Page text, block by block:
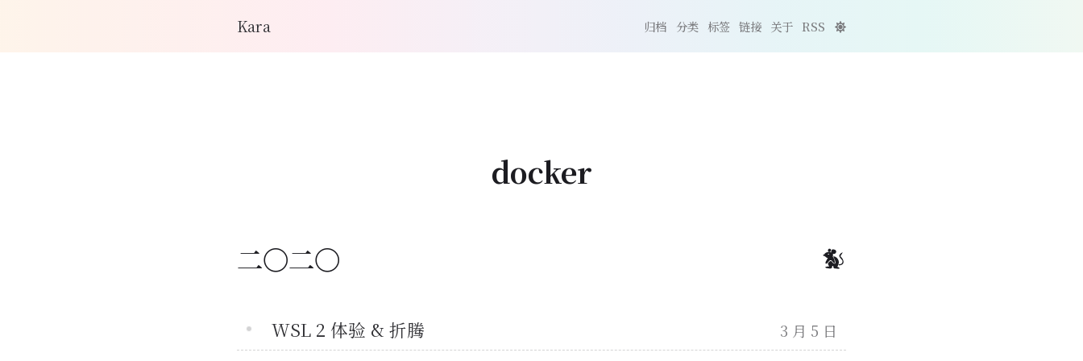
Kara 归档 分类 标签 链接 关于 RSS
docker
二〇二〇
WSL 2 体验 & 折腾 3 月 5 日